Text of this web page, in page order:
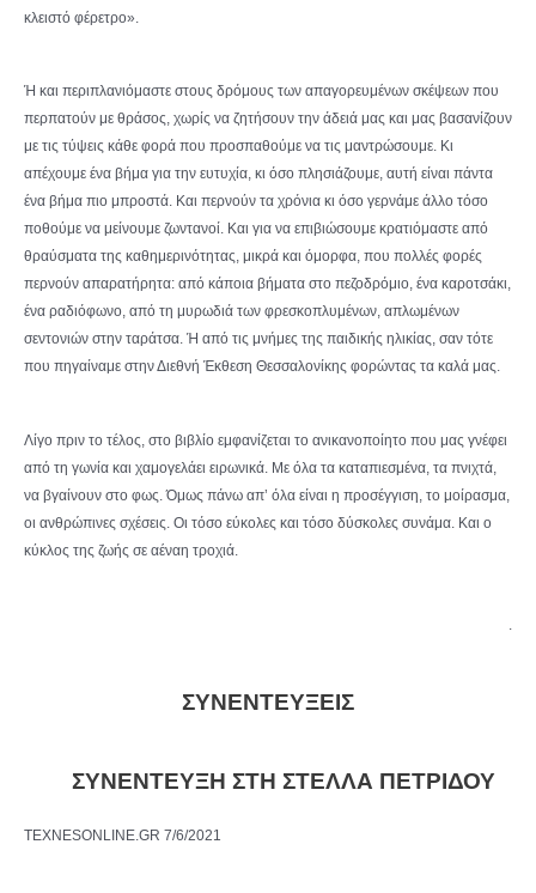
κλειστό φέρετρο».
Ή και περιπλανιόμαστε στους δρόμους των απαγορευμένων σκέψεων που
περπατούν με θράσος, χωρίς να ζητήσουν την άδειά μας και μας βασανίζουν
με τις τύψεις κάθε φορά που προσπαθούμε να τις μαντρώσουμε. Κι
απέχουμε ένα βήμα για την ευτυχία, κι όσο πλησιάζουμε, αυτή είναι πάντα
ένα βήμα πιο μπροστά. Και περνούν τα χρόνια κι όσο γερνάμε άλλο τόσο
ποθούμε να μείνουμε ζωντανοί. Και για να επιβιώσουμε κρατιόμαστε από
θραύσματα της καθημερινότητας, μικρά και όμορφα, που πολλές φορές
περνούν απαρατήρητα: από κάποια βήματα στο πεζοδρόμιο, ένα καροτσάκι,
ένα ραδιόφωνο, από τη μυρωδιά των φρεσκοπλυμένων, απλωμένων
σεντονιών στην ταράτσα. Ή από τις μνήμες της παιδικής ηλικίας, σαν τότε
που πηγαίναμε στην Διεθνή Έκθεση Θεσσαλονίκης φορώντας τα καλά μας.
Λίγο πριν το τέλος, στο βιβλίο εμφανίζεται το ανικανοποίητο που μας γνέφει
από τη γωνία και χαμογελάει ειρωνικά. Με όλα τα καταπιεσμένα, τα πνιχτά,
να βγαίνουν στο φως. Όμως πάνω απ’ όλα είναι η προσέγγιση, το μοίρασμα,
οι ανθρώπινες σχέσεις. Οι τόσο εύκολες και τόσο δύσκολες συνάμα. Και ο
κύκλος της ζωής σε αέναη τροχιά.
.
ΣΥΝΕΝΤΕΥΞΕΙΣ
ΣΥΝΕΝΤΕΥΞΗ ΣΤΗ ΣΤΕΛΛΑ ΠΕΤΡΙΔΟΥ
TEXNESONLINE.GR 7/6/2021